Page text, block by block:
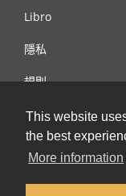
This website
the best
More information
Libro
隱私
規則
連絡我們